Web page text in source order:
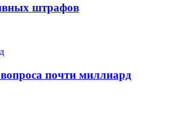
штрафов
почти миллиард